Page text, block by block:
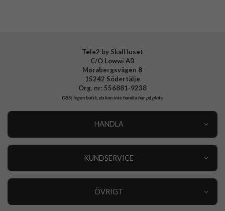
Tele2 by SkalHuset
C/O Lowwi AB
Morabergsvägen 8
15242 Södertälje
Org. nr: 556881-9238
OBS!Ingen butik, du kan inte handla här på plats
HANDLA
KUNDSERVICE
ÖVRIGT